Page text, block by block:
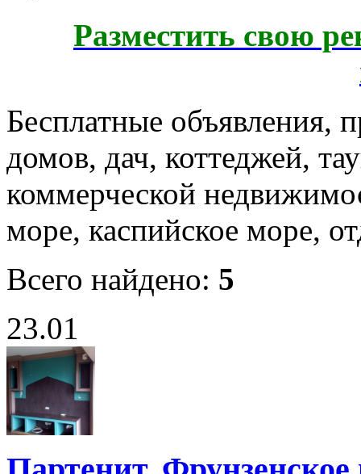
Разместить свою
Бесплатные объявления,
домов, дач, коттеджей,
коммерческой
море, каспийское море,
Всего найдено: 5
23.01